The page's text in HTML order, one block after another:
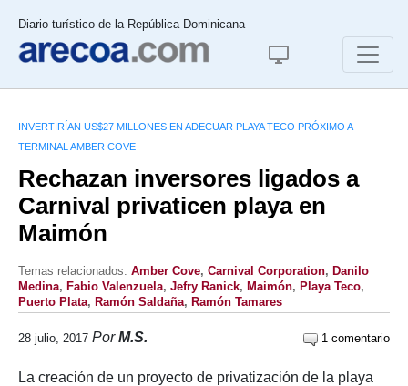
Diario turístico de la República Dominicana
INVERTIRÍAN US$27 MILLONES EN ADECUAR PLAYA TECO PRÓXIMO A
TERMINAL AMBER COVE
Rechazan inversores ligados a
Carnival privaticen playa en
Maimón
Temas relacionados: Amber Cove, Carnival Corporation, Danilo
Medina, Fabio Valenzuela, Jefry Ranick, Maimón, Playa Teco,
Puerto Plata, Ramón Saldaña, Ramón Tamares
28 julio, 2017 PorM.S. 1 comentario
La creación de un proyecto de privatización de la playa